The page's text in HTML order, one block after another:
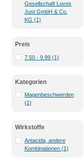
Gesellschaft Luvos
Just GmbH & Co.
KG (1)
Preis
7.50 - 9.99 (1)
Kategorien
Magenbeschwerden
(1)
Wirkstoffe
Antacida, andere
Kombinationen (1)